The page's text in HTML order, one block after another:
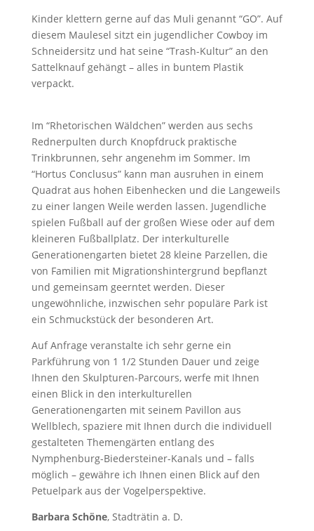
Kinder klettern gerne auf das Muli genannt “GO”. Auf
diesem Maulesel sitzt ein jugendlicher Cowboy im
Schneidersitz und hat seine “Trash-Kultur” an den
Sattelknauf gehängt – alles in buntem Plastik
verpackt.
Im “Rhetorischen Wäldchen” werden aus sechs
Rednerpulten durch Knopfdruck praktische
Trinkbrunnen, sehr angenehm im Sommer. Im
“Hortus Conclusus” kann man ausruhen in einem
Quadrat aus hohen Eibenhecken und die Langeweils
zu einer langen Weile werden lassen. Jugendliche
spielen Fußball auf der großen Wiese oder auf dem
kleineren Fußballplatz. Der interkulturelle
Generationengarten bietet 28 kleine Parzellen, die
von Familien mit Migrationshintergrund bepflanzt
und gemeinsam geerntet werden. Dieser
ungewöhnliche, inzwischen sehr populäre Park ist
ein Schmuckstück der besonderen Art.
Auf Anfrage veranstalte ich sehr gerne ein
Parkführung von 1 1/2 Stunden Dauer und zeige
Ihnen den Skulpturen-Parcours, werfe mit Ihnen
einen Blick in den interkulturellen
Generationengarten mit seinem Pavillon aus
Wellblech, spaziere mit Ihnen durch die individuell
gestalteten Themengärten entlang des
Nymphenburg-Biedersteiner-Kanals und – falls
möglich – gewähre ich Ihnen einen Blick auf den
Petuelpark aus der Vogelperspektive.
Barbara Schöne, Stadträtin a. D.